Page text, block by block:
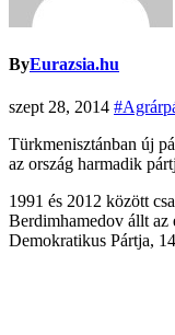
ByEurazsia.hu
szept 28, 2014
Türkmenisztánban új
az ország harmadik
1991 és 2012 között
Berdimhamedov állt az
Demokratikus Pártja,